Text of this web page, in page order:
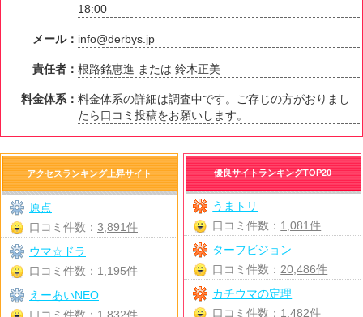
18:00
メール： info@derbys.jp
責任者：根路銘恵進 または 鈴木正美
料金体系：料金体系の詳細は調査中です。ご存じの方がおりまし
たら口コミ投稿をお願いします。
優良サイトランキングTOP20
うまトリ
口コミ件数： 1,081件
ターフビジョン
口コミ件数： 20,486件
カチウマの定理
口コミ件数： 1,482件
アクセスランキング上昇サイト
原点
口コミ件数： 3,891件
ウマ☆ドラ
口コミ件数： 1,195件
えーあいNEO